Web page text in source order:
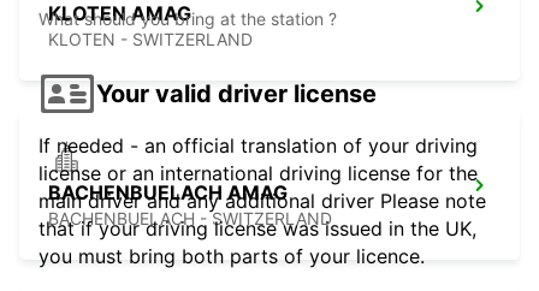
KLOTEN AMAG
KLOTEN - SWITZERLAND
BACHENBUELACH AMAG
BACHENBUELACH - SWITZERLAND
What should you bring at the station ?
Your valid driver license
If needed - an official translation of your driving
license or an international driving license for the
main driver and any additional driver Please note
that if your driving license was issued in the UK,
you must bring both parts of your licence.